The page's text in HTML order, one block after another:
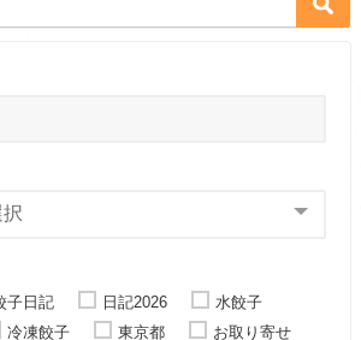
子日記 日記2026
水餃子
冷凍餃子 東京都
お取り寄せ